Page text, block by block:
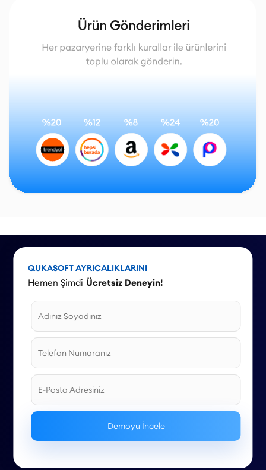
QUKASOFT AYRICALIKLARINI
Hemen Şimdi Ücretsiz Deneyin!